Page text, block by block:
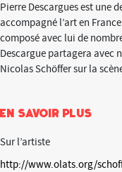
Pierre Descargues est une
accompagné l’art en
composé avec lui de
Descargue partagera avec
Nicolas Schöffer sur la
EN SAVOIR PLUS
Sur l’artiste
http://www.olats.org/